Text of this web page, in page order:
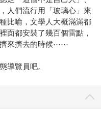
人們流行用「玻璃心」來
比喻，文學人大概滿滿都
面都安裝了幾百個雷點，
擠來擠去的時候⋯⋯
導覽員吧。